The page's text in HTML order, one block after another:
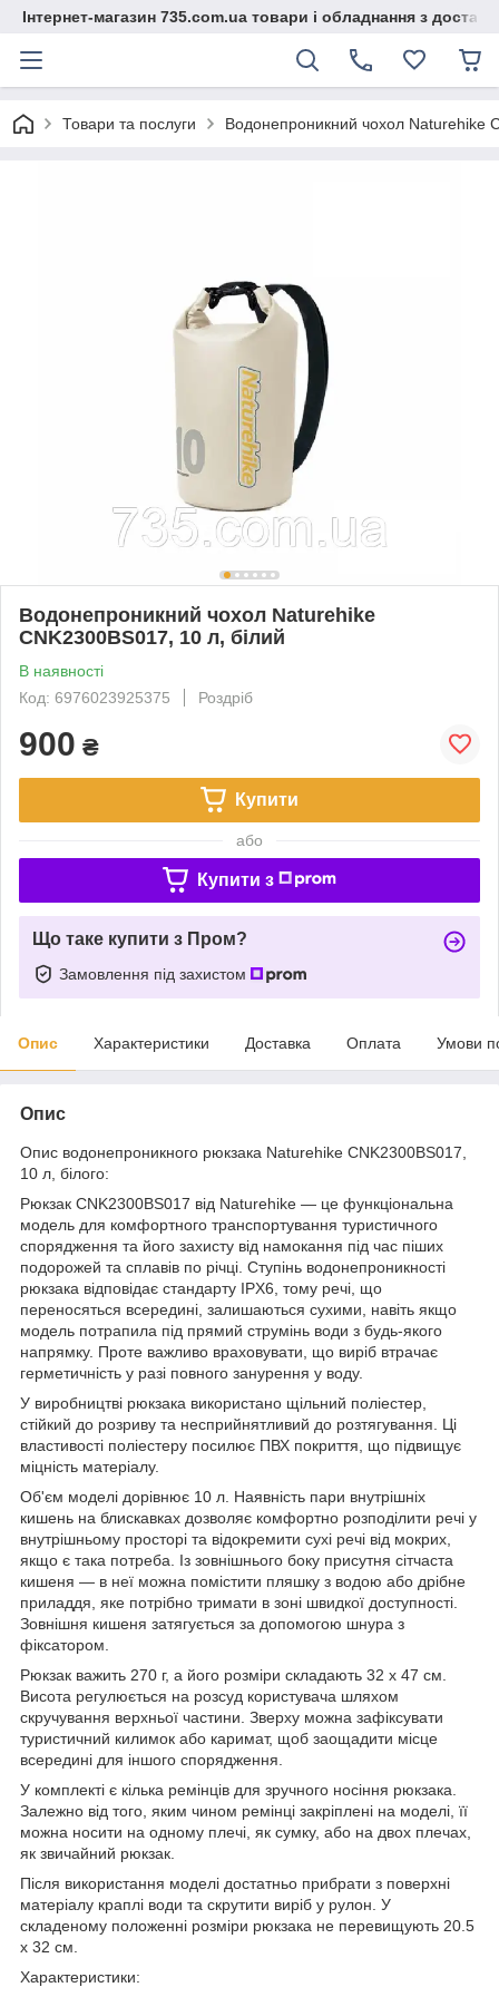
Інтернет-магазин 735.com.ua товари і обладнання з
Товари та послуги Водонепроникний чохол Naturehike
Водонепроникний чохол Naturehike
CNK2300BS017, 10 л, білий
В наявності
Код: 6976023925375
Роздріб
900 ₴
Купити
або
Купити з
Що таке купити з Пром?
Замовлення під захистом
Опис Характеристики Доставка Оплата Умови
Опис
Опис водонепроникного рюкзака Naturehike CNK2300BS017,
10 л, білого:
Рюкзак CNK2300BS017 від Naturehike — це функціональна
модель для комфортного транспортування туристичного
спорядження та його захисту від намокання під час піших
подорожей та сплавів по річці. Ступінь водонепроникності
рюкзака відповідає стандарту IPX6, тому речі, що
переносяться всередині, залишаються сухими, навіть якщо
модель потрапила під прямий струмінь води з будь-якого
напрямку. Проте важливо враховувати, що виріб втрачає
герметичність у разі повного занурення у воду.
У виробництві рюкзака використано щільний поліестер,
стійкий до розриву та несприйнятливий до розтягування. Ці
властивості поліестеру посилює ПВХ покриття, що підвищує
міцність матеріалу.
Об'єм моделі дорівнює 10 л. Наявність пари внутрішніх
кишень на блискавках дозволяє комфортно розподілити речі у
внутрішньому просторі та відокремити сухі речі від мокрих,
якщо є така потреба. Із зовнішнього боку присутня сітчаста
кишеня — в неї можна помістити пляшку з водою або дрібне
приладдя, яке потрібно тримати в зоні швидкої доступності.
Зовнішня кишеня затягується за допомогою шнура з
фіксатором.
Рюкзак важить 270 г, а його розміри складають 32 х 47 см.
Висота регулюється на розсуд користувача шляхом
скручування верхньої частини. Зверху можна зафіксувати
туристичний килимок або каримат, щоб заощадити місце
всередині для іншого спорядження.
У комплекті є кілька ремінців для зручного носіння рюкзака.
Залежно від того, яким чином ремінці закріплені на моделі, її
можна носити на одному плечі, як сумку, або на двох плечах,
як звичайний рюкзак.
Після використання моделі достатньо прибрати з поверхні
матеріалу краплі води та скрутити виріб у рулон. У
складеному положенні розміри рюкзака не перевищують 20.5
х 32 см.
Характеристики: